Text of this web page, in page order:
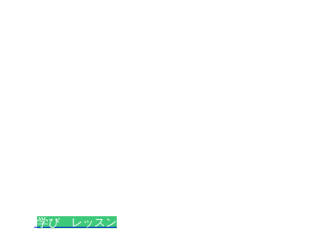
学び レッスン